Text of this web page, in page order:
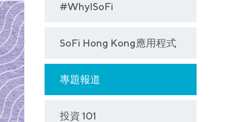
#WhyISoFi
SoFi Hong Kong應用程式
專題報道
投資 101